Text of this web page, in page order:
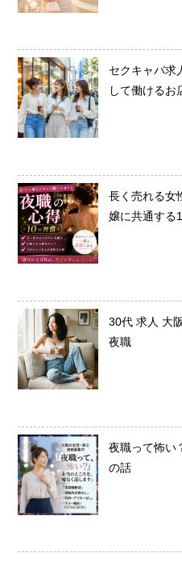
セクキャバ求
して働けるお
長く売れる女
嬢に共通する
30代 求人 大
夜職
夜職って怖い
の話